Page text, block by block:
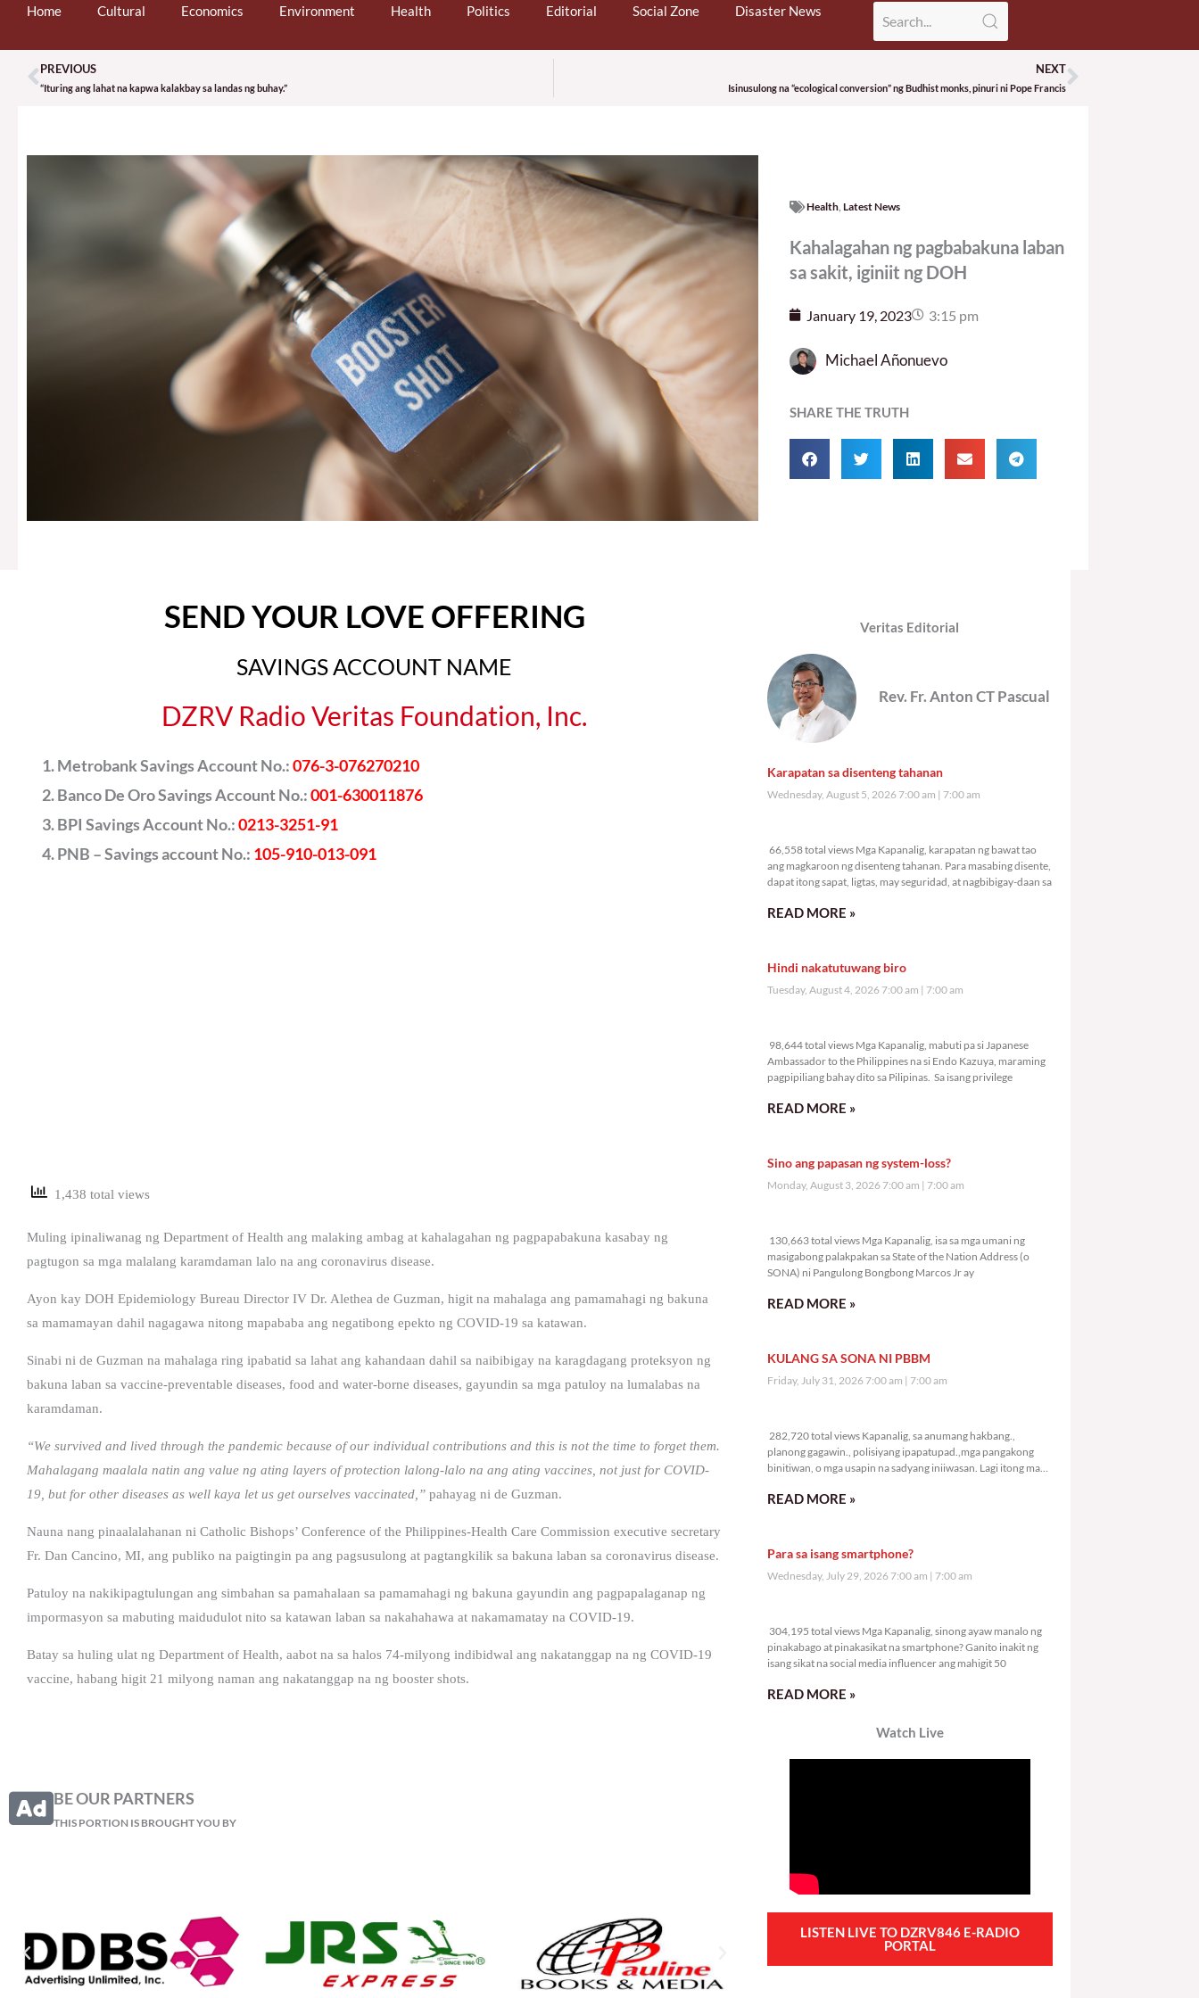
Home Cultural Economics Environment Health Politics Editorial Social Zone Disaster News
Prev
PREVIOUS
“Ituring ang lahat na kapwa kalakbay sa landas ng buhay.”
NEXT
Isinusulong na “ecological conversion” ng Budhist monks, pinuri ni Pope FrancisNext
Health, Latest News
Kahalagahan ng pagbabakuna laban
sa sakit, iginiit ng DOH
January 19, 2023 3:15 pm
Michael Añonuevo
SHARE THE TRUTH
SEND YOUR LOVE OFFERING
SAVINGS ACCOUNT NAME
DZRV Radio Veritas Foundation, Inc.
Metrobank Savings Account No.:076-3-076270210
Banco De Oro Savings Account No.:001-630011876
BPI Savings Account No.:0213-3251-91
PNB – Savings account No.: 105-910-013-091
1,438 total views
Muling ipinaliwanag ng Department of Health ang malaking ambag at kahalagahan ng pagpapabakuna kasabay ng
pagtugon sa mga malalang karamdaman lalo na ang coronavirus disease.
Ayon kay DOH Epidemiology Bureau Director IV Dr. Alethea de Guzman, higit na mahalaga ang pamamahagi ng bakuna
sa mamamayan dahil nagagawa nitong mapababa ang negatibong epekto ng COVID-19 sa katawan.
Sinabi ni de Guzman na mahalaga ring ipabatid sa lahat ang kahandaan dahil sa naibibigay na karagdagang proteksyon ng
bakuna laban sa vaccine-preventable diseases, food and water-borne diseases, gayundin sa mga patuloy na lumalabas na
karamdaman.
“We survived and lived through the pandemic because of our individual contributions and this is not the time to forget them.
Mahalagang maalala natin ang value ng ating layers of protection lalong-lalo na ang ating vaccines, not just for COVID-
19, but for other diseases as well kaya let us get ourselves vaccinated,” pahayag ni de Guzman.
Nauna nang pinaalalahanan ni Catholic Bishops’ Conference of the Philippines-Health Care Commission executive secretary
Fr. Dan Cancino, MI, ang publiko na paigtingin pa ang pagsusulong at pagtangkilik sa bakuna laban sa coronavirus disease.
Patuloy na nakikipagtulungan ang simbahan sa pamahalaan sa pamamahagi ng bakuna gayundin ang pagpapalaganap ng
impormasyon sa mabuting maidudulot nito sa katawan laban sa nakahahawa at nakamamatay na COVID-19.
Batay sa huling ulat ng Department of Health, aabot na sa halos 74-milyong indibidwal ang nakatanggap na ng COVID-19
vaccine, habang higit 21 milyong naman ang nakatanggap na ng booster shots.
BE OUR PARTNERS
THIS PORTION IS BROUGHT YOU BY
Veritas Editorial
Rev. Fr. Anton CT Pascual
Karapatan sa disenteng tahanan
Wednesday, August 5, 2026 7:00 am 7:00 am
66,558 total views Mga Kapanalig, karapatan ng bawat tao
ang magkaroon ng disenteng tahanan. Para masabing disente,
dapat itong sapat, ligtas, may seguridad, at nagbibigay-daan sa
READ MORE »
Hindi nakatutuwang biro
Tuesday, August 4, 2026 7:00 am 7:00 am
98,644 total views Mga Kapanalig, mabuti pa si Japanese
Ambassador to the Philippines na si Endo Kazuya, maraming
pagpipiliang bahay dito sa Pilipinas. Sa isang privilege
READ MORE »
Sino ang papasan ng system-loss?
Monday, August 3, 2026 7:00 am 7:00 am
130,663 total views Mga Kapanalig, isa sa mga umani ng
masigabong palakpakan sa State of the Nation Address (o
SONA) ni Pangulong Bongbong Marcos Jr ay
READ MORE »
KULANG SA SONA NI PBBM
Friday, July 31, 2026 7:00 am 7:00 am
282,720 total views Kapanalig, sa anumang hakbang.,
planong gagawin., polisiyang ipapatupad.,mga pangakong
binitiwan, o mga usapin na sadyang iniiwasan. Lagi itong may
READ MORE »
Para sa isang smartphone?
Wednesday, July 29, 2026 7:00 am 7:00 am
304,195 total views Mga Kapanalig, sinong ayaw manalo ng
pinakabago at pinakasikat na smartphone? Ganito inakit ng
isang sikat na social media influencer ang mahigit 50
READ MORE »
Watch Live
LISTEN LIVE TO DZRV846 E-RADIO
PORTAL